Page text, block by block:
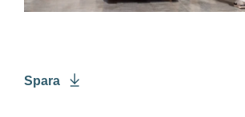
Spara